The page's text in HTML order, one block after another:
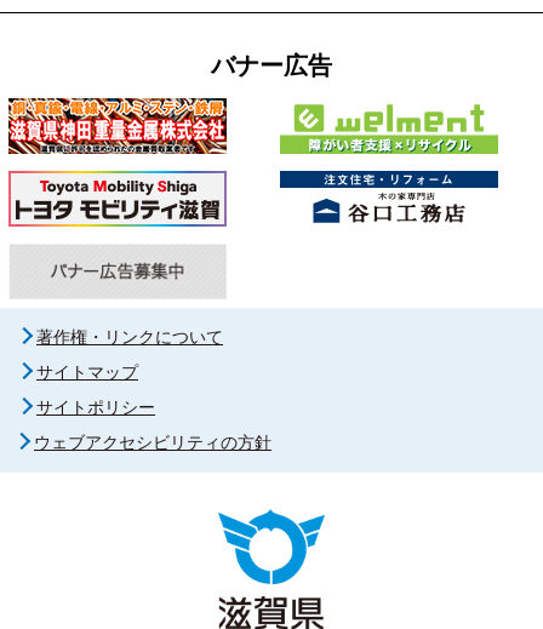
バナー広告
著作権・リンクについて
サイトマップ
サイトポリシー
ウェブアクセシビリティの方針